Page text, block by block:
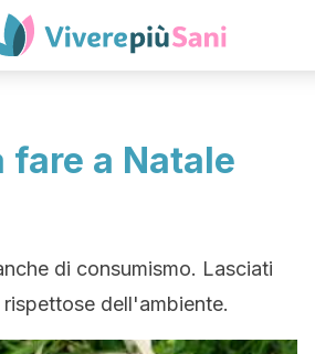
fare a Natale
di consumismo. Lasciati
dell'ambiente.